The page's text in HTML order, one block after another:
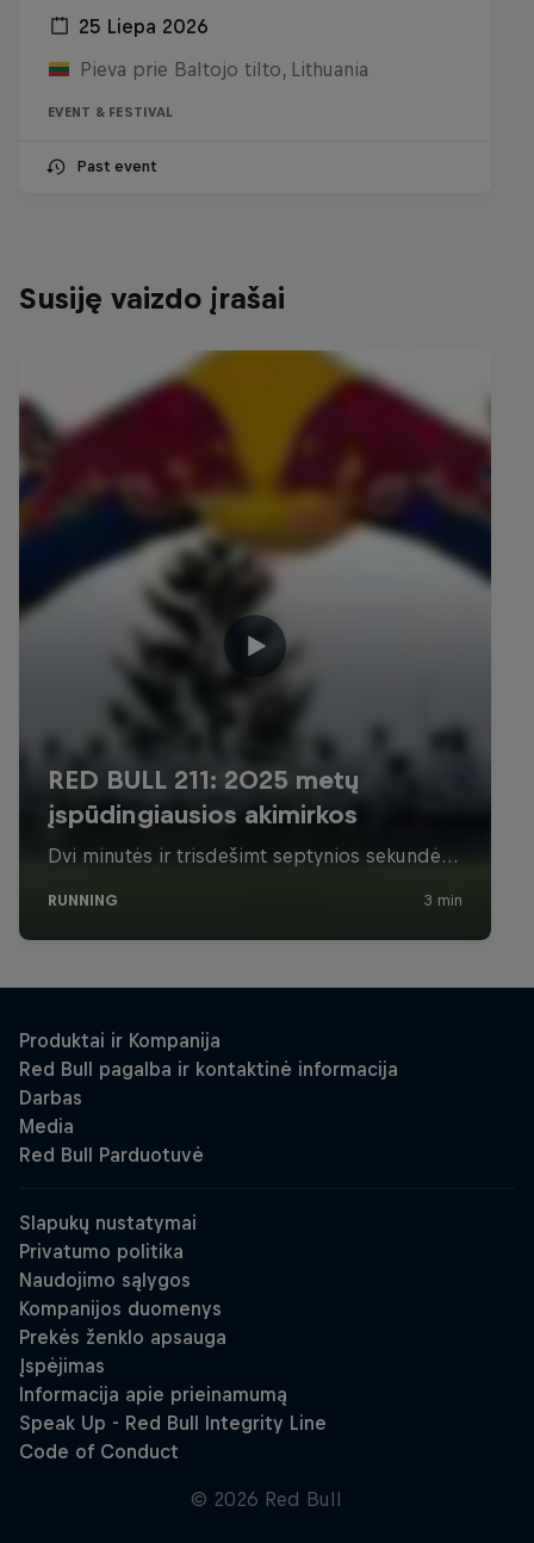
25 Liepa 2026
Pieva prie Baltojo tilto, Lithuania
EVENT & FESTIVAL
Past event
Susiję vaizdo įrašai